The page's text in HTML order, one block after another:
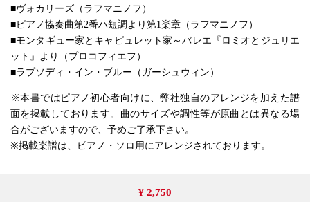
■ヴォカリーズ（ラフマニノフ）
■ピアノ協奏曲第2番ハ短調より第1楽章（ラフマニノフ）
■モンタギュー家とキャピュレット家～バレエ『ロミオとジュリエ
ット』より（プロコフィエフ）
■ラプソディ・イン・ブルー（ガーシュウィン）
※本書ではピアノ初心者向けに、弊社独自のアレンジを加えた譜
面を掲載しております。曲のサイズや調性等が原曲とは異なる場
合がございますので、予めご了承下さい。
※掲載楽譜は、ピアノ・ソロ用にアレンジされております。
¥ 2,750